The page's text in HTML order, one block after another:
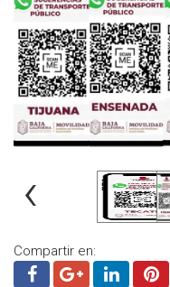
‹
Compartir en: